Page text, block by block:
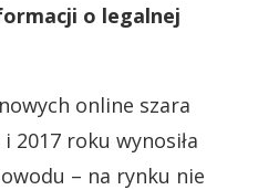
o legalnej
online szara
2017 roku wynosiła
– na rynku nie